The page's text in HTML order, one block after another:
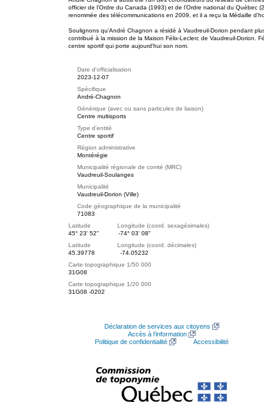
officier de l’Ordre du Canada (1993) et de l’Ordre national du Québec
renommée des télécommunications en 2009, et il a reçu la Médaille
Soulignons qu’André Chagnon a résidé à Vaudreuil-Dorion pendant
contribué à la mission de la Maison Félix-Leclerc de Vaudreuil-Dorion.
centre sportif qui porte aujourd'hui son nom.
Date d'officialisation
2023-12-07
Spécifique
André-Chagnon
Générique (avec ou sans particules de liaison)
Centre multisports
Type d'entité
Centre sportif
Région administrative
Montérégie
Municipalité régionale de comté (MRC)
Vaudreuil-Soulanges
Municipalité
Vaudreuil-Dorion (Ville)
Code géographique de la municipalité
71083
Latitude Longitude (coord. sexagésimales)
45° 23' 52"
-74° 03' 08"
Latitude Longitude (coord. décimales)
45.39778
-74.05232
Carte topographique 1/50 000
31G08
Carte topographique 1/20 000
31G08 -0202
Déclaration de services aux citoyens
Accès à l’information
Politique de confidentialité
Accessibilité